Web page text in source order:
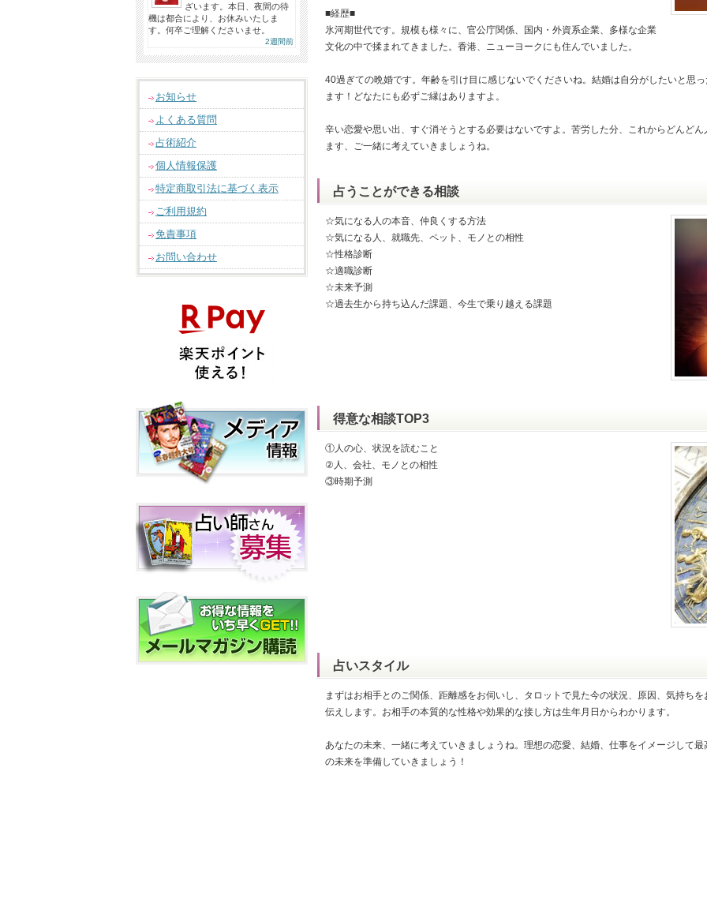
ざいます。本日、夜間の待
機は都合により、お休みいたしま
す。何卒ご理解くださいませ。
2週間前
お知らせ
よくある質問
占術紹介
個人情報保護
特定商取引法に基づく表示
ご利用規約
免責事項
お問い合わせ
■経歴■
氷河期世代です。規模も様々に、官公庁関係、国内・外資系企業、多様な企業
文化の中で揉まれてきました。香港、ニューヨークにも住んでいました。
40過ぎての晩婚です。年齢を引け目に感じないでくださいね。結婚は自分がしたいと思
ます！どなたにも必ずご縁はありますよ。
辛い恋愛や思い出、すぐ消そうとする必要はないですよ。苦労した分、これからどんど
ます、ご一緒に考えていきましょうね。
占うことができる相談
☆気になる人の本音、仲良くする方法
☆気になる人、就職先、ペット、モノとの相性
☆性格診断
☆適職診断
☆未来予測
☆過去生から持ち込んだ課題、今生で乗り越える課題
得意な相談TOP3
①人の心、状況を読むこと
②人、会社、モノとの相性
③時期予測
占いスタイル
まずはお相手とのご関係、距離感をお伺いし、タロットで見た今の状況、原因、気持ちを
伝えします。お相手の本質的な性格や効果的な接し方は生年月日からわかります。
あなたの未来、一緒に考えていきましょうね。理想の恋愛、結婚、仕事をイメージして最
の未来を準備していきましょう！